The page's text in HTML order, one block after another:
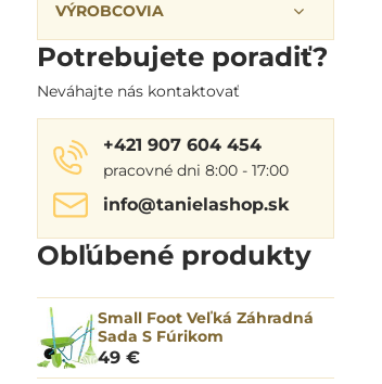
VÝROBCOVIA
Potrebujete poradiť?
Neváhajte nás kontaktovať
+421 907 604 454
pracovné dni 8:00 - 17:00
info​@tanielashop​.sk
Obľúbené produkty
Small Foot Veľká Záhradná
Sada S Fúrikom
49 €